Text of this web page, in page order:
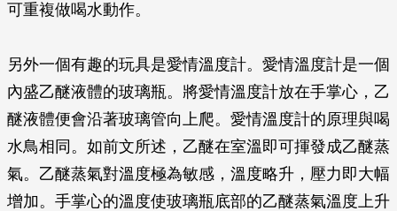
可重複做喝水動作。
另外一個有趣的玩具是愛情溫度計。愛情溫度計是一個
內盛乙醚液體的玻璃瓶。將愛情溫度計放在手掌心，乙
醚液體便會沿著玻璃管向上爬。愛情溫度計的原理與喝
水鳥相同。如前文所述，乙醚在室溫即可揮發成乙醚蒸
氣。乙醚蒸氣對溫度極為敏感，溫度略升，壓力即大幅
增加。手掌心的溫度使玻璃瓶底部的乙醚蒸氣溫度上升